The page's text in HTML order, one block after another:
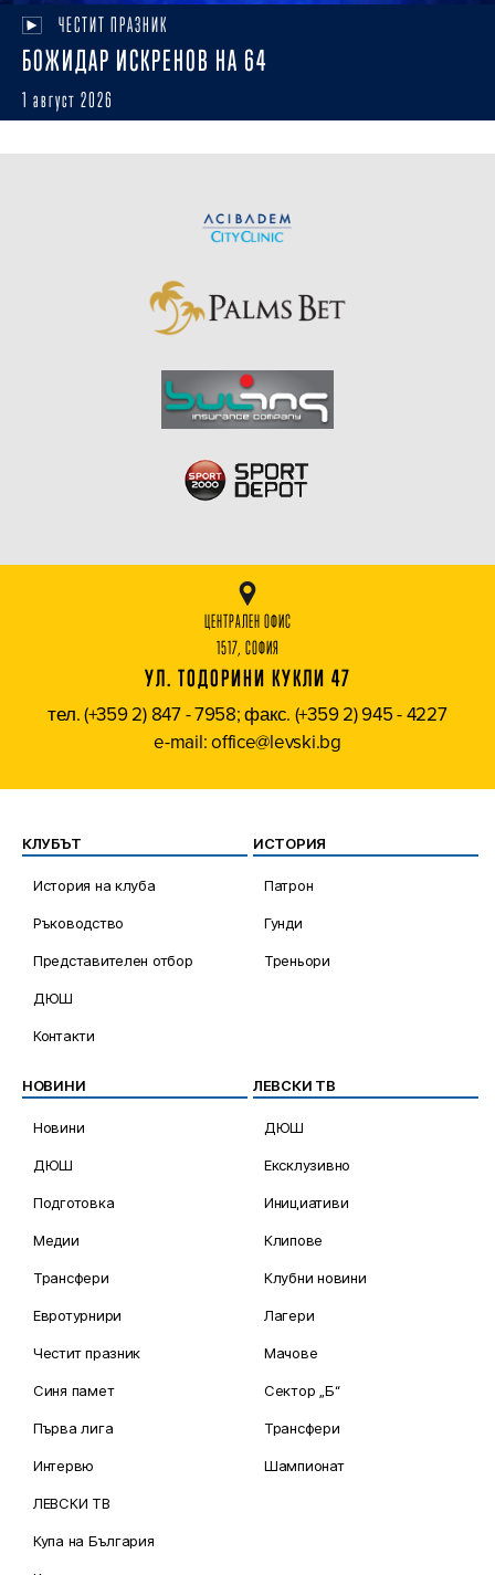
ЧЕСТИТ ПРАЗНИК
БОЖИДАР ИСКРЕНОВ НА 64
1 август 2026
ЦЕНТРАЛЕН ОФИС
1517, СОФИЯ
УЛ. ТОДОРИНИ КУКЛИ 47
тел. (+359 2) 847 - 7958; факс. (+359 2) 945 - 4227
e-mail: office@levski.bg
КЛУБЪТ
История на клуба
Ръководство
Представителен отбор
ДЮШ
Контакти
ИСТОРИЯ
Патрон
Гунди
Треньори
НОВИНИ
Новини
ДЮШ
Подготовка
Медии
Трансфери
Евротурнири
Честит празник
Синя памет
Първа лига
Интервю
ЛЕВСКИ ТВ
Купа на България
ЛЕВСКИ ТВ
ДЮШ
Ексклузивно
Инициативи
Клипове
Клубни новини
Лагери
Мачове
Сектор „Б“
Трансфери
Шампионат